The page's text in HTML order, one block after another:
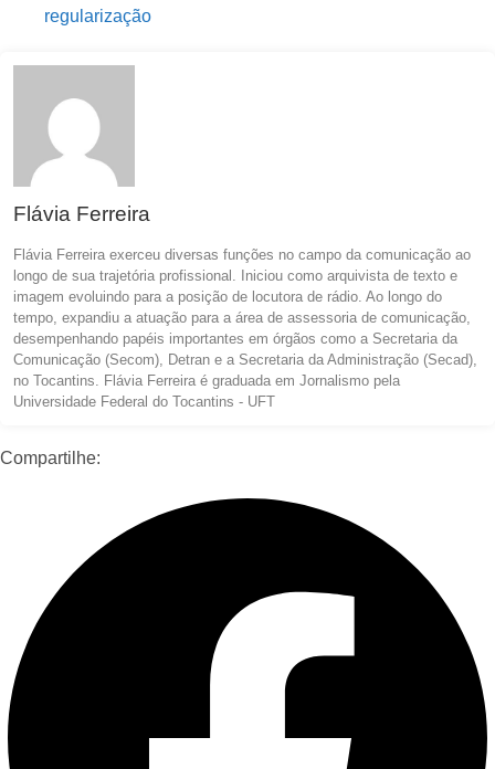
regularização
Flávia Ferreira
Flávia Ferreira exerceu diversas funções no campo da comunicação ao
longo de sua trajetória profissional. Iniciou como arquivista de texto e
imagem evoluindo para a posição de locutora de rádio. Ao longo do
tempo, expandiu a atuação para a área de assessoria de comunicação,
desempenhando papéis importantes em órgãos como a Secretaria da
Comunicação (Secom), Detran e a Secretaria da Administração (Secad),
no Tocantins. Flávia Ferreira é graduada em Jornalismo pela
Universidade Federal do Tocantins - UFT
Compartilhe: